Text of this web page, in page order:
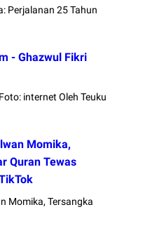
Perjalanan 25 Tahun
- Ghazwul Fikri
internet Oleh Teuku
Momika,
Quran Tewas
Momika, Tersangka